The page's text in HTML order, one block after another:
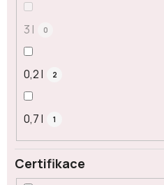
3 l 0
0,2 l 2
0,7 l 1
Certifikace